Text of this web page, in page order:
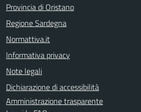
Provincia di Oristano
Regione Sardegna
Normattiva.it
Informativa privacy
Note legali
Dichiarazione di accessibilità
Amministrazione trasparente